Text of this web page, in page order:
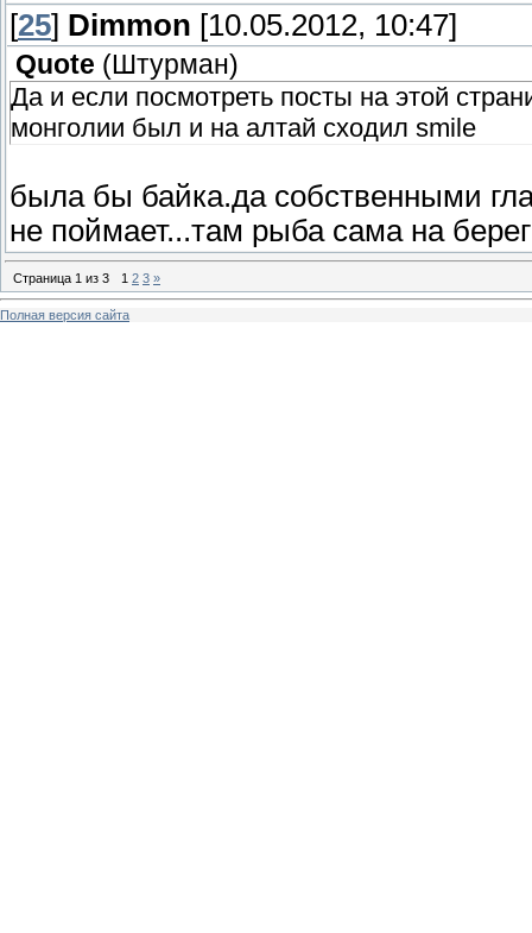
[25] Dimmon [10.05.2012, 10:47]
Quote ( Штурман)
Да и если посмотреть посты на этой
монголии был и на алтай сходил smile
была бы байка.да собственными
не поймает...там рыба сама на
Страница 1 из 3 1 2 3 »
Полная версия сайта